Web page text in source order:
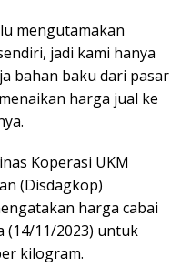
mengutamakan
jadi kami hanya
bahan baku dari pasar
harga jual ke
Koperasi UKM
(Disdagkop)
harga cabai
(14/11/2023) untuk
kilogram.